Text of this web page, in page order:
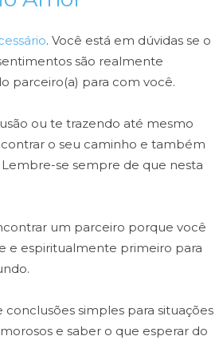
. Você está em dúvidas se o
são realmente
parceiro(a) para com você.
ou te trazendo até mesmo
o seu caminho e também
se sempre de que nesta
um parceiro porque você
e espiritualmente primeiro para
simples para situações
e saber o que esperar do